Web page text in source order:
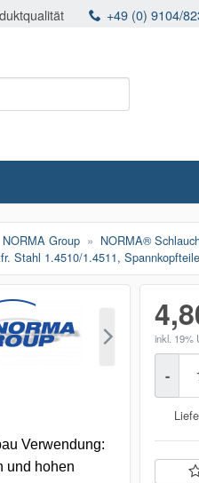
+49 (0) 9104/
NORMA Group
NORMA®
Stahl 1.4510/1.4511,
Verwendung:
und hohen
inkl. 19%
-